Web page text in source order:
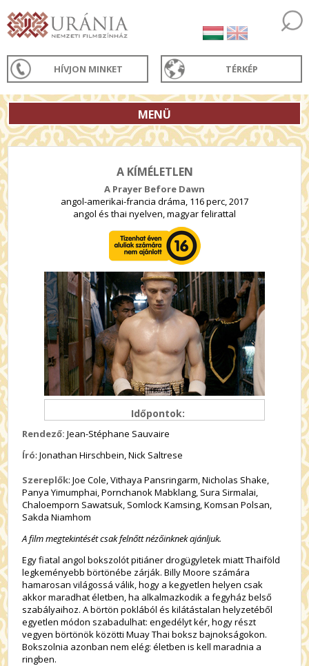
HÍVJON MINKET TÉRKÉP
MENÜ
A KÍMÉLETLEN
A Prayer Before Dawn
angol-amerikai-francia dráma, 116 perc, 2017
angol és thai nyelven, magyar felirattal
Időpontok:
Rendező: Jean-Stéphane Sauvaire
Író: Jonathan Hirschbein, Nick Saltrese
Szereplők: Joe Cole, Vithaya Pansringarm, Nicholas Shake,
Panya Yimumphai, Pornchanok Mabklang, Sura Sirmalai,
Chaloemporn Sawatsuk, Somlock Kamsing, Komsan Polsan,
Sakda Niamhom
A film megtekintését csak felnőtt nézőinknek ajánljuk.
Egy fiatal angol bokszolót pitiáner drogügyletek miatt Thaiföld
legkeményebb börtönébe zárják. Billy Moore számára
hamarosan világossá válik, hogy a kegyetlen helyen csak
akkor maradhat életben, ha alkalmazkodik a fegyház belső
szabályaihoz. A börtön poklából és kilátástalan helyzetéből
egyetlen módon szabadulhat: engedélyt kér, hogy részt
vegyen börtönök közötti Muay Thai boksz bajnokságokon.
Bokszolnia azonban nem elég: életben is kell maradnia a
ringben.